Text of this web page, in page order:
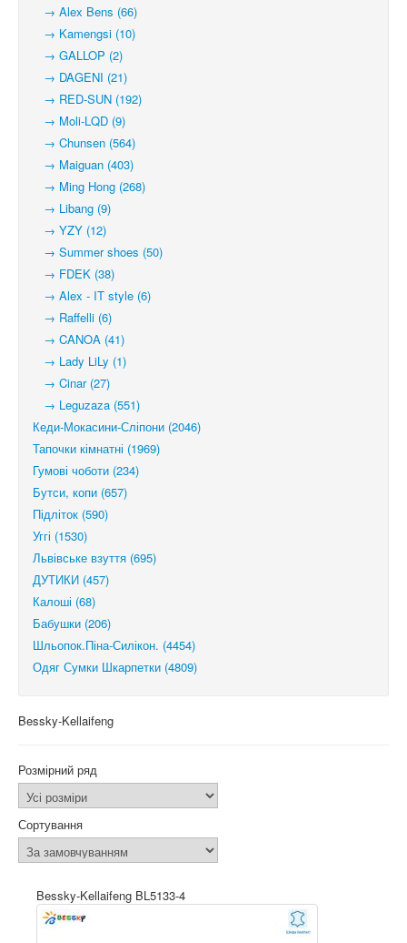
→ Alex Bens (66)
→ Kamengsi (10)
→ GALLOP (2)
→ DAGENI (21)
→ RED-SUN (192)
→ Moli-LQD (9)
→ Chunsen (564)
→ Maiguan (403)
→ Ming Hong (268)
→ Libang (9)
→ YZY (12)
→ Summer shoes (50)
→ FDEK (38)
→ Alex - IT style (6)
→ Raffelli (6)
→ CANOA (41)
→ Lady LiLy (1)
→ Cinar (27)
→ Leguzaza (551)
Кеди-Мокасини-Сліпони (2046)
Тапочки кімнатні (1969)
Гумові чоботи (234)
Бутси, копи (657)
Підліток (590)
Уггі (1530)
Львівське взуття (695)
ДУТИКИ (457)
Калоші (68)
Бабушки (206)
Шльопок.Піна-Силікон. (4454)
Одяг Сумки Шкарпетки (4809)
Bessky-Kellaifeng
Розмірний ряд
Сортування
Bessky-Kellaifeng BL5133-4